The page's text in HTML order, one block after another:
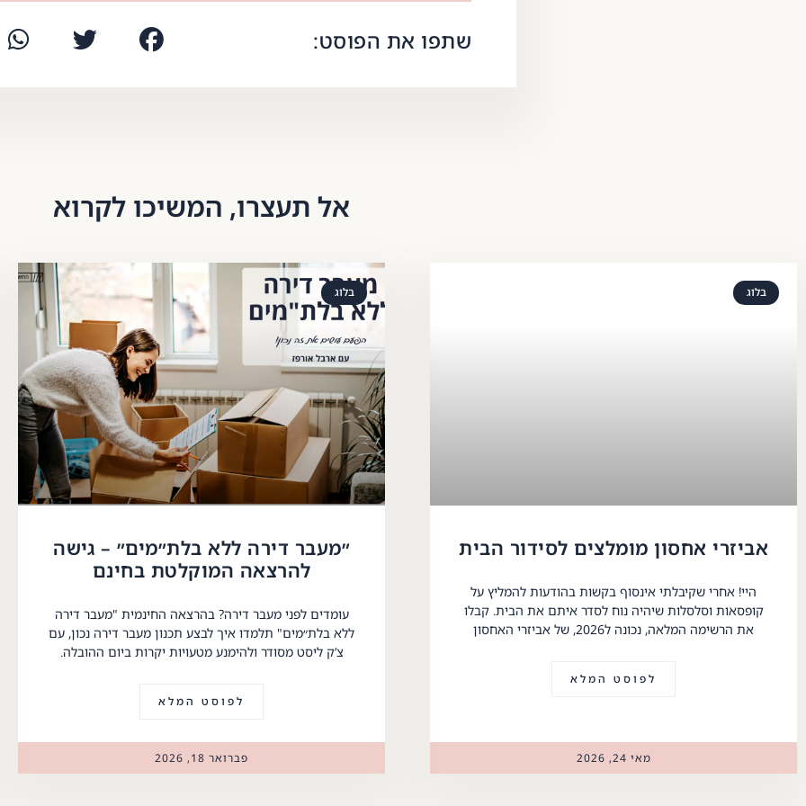
שתפו את הפוסט:
אל תעצרו, המשיכו לקרוא
בלוג
אביזרי אחסון מומלצים לסידור הבית
היי! אחרי שקיבלתי אינסוף בקשות בהודעות להמליץ על
קופסאות וסלסלות שיהיה נוח לסדר איתם את הבית. קבלו
את הרשימה המלאה, נכונה ל2026, של אביזרי האחסון
לפוסט המלא
מאי 24, 2026
בלוג
״מעבר דירה ללא בלת״מים״ – גישה
להרצאה המוקלטת בחינם
עומדים לפני מעבר דירה? בהרצאה החינמית "מעבר דירה
ללא בלת״מים" תלמדו איך לבצע תכנון מעבר דירה נכון, עם
צ’ק ליסט מסודר ולהימנע מטעויות יקרות ביום ההובלה.
לפוסט המלא
פברואר 18, 2026